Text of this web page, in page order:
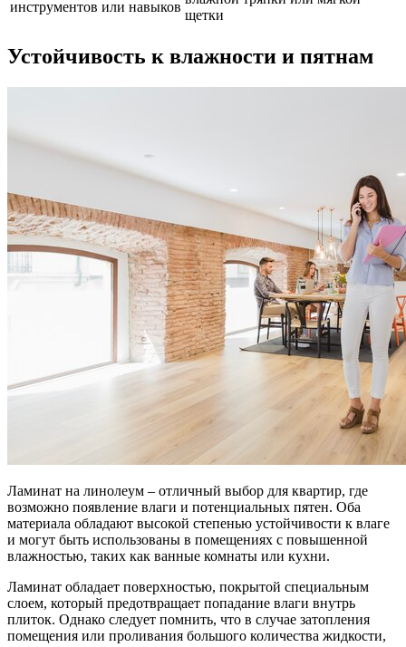
инструментов или навыков
щетки
Устойчивость к влажности и пятнам
Ламинат на линолеум – отличный выбор для квартир, где
возможно появление влаги и потенциальных пятен. Оба
материала обладают высокой степенью устойчивости к влаге
и могут быть использованы в помещениях с повышенной
влажностью, таких как ванные комнаты или кухни.
Ламинат обладает поверхностью, покрытой специальным
слоем, который предотвращает попадание влаги внутрь
плиток. Однако следует помнить, что в случае затопления
помещения или проливания большого количества жидкости,